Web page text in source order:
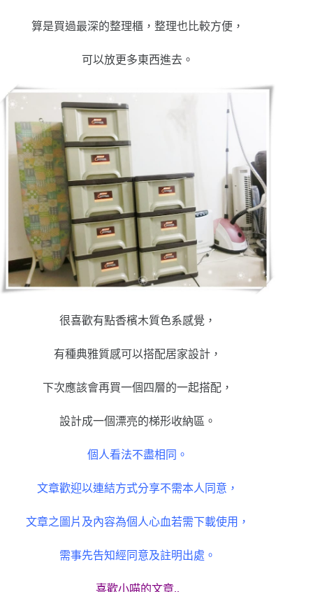
算是買過最深的整理櫃，整理也比較方便，
可以放更多東西進去。
很喜歡有點香檳木質色系感覺，
有種典雅質感可以搭配居家設計，
下次應該會再買一個四層的一起搭配，
設計成一個漂亮的梯形收納區。
個人看法不盡相同。
文章歡迎以連結方式分享不需本人同意，
文章之圖片及內容為個人心血若需下載使用，
需事先告知經同意及註明出處。
喜歡小喵的文章..